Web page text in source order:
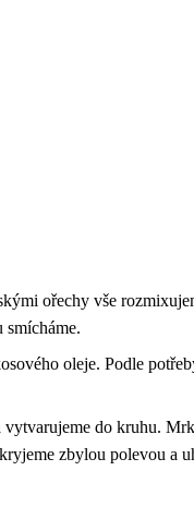
ořechy vše
smícháme.
oleje. Podle
vytvarujeme do kruhu.
zbylou polevou a